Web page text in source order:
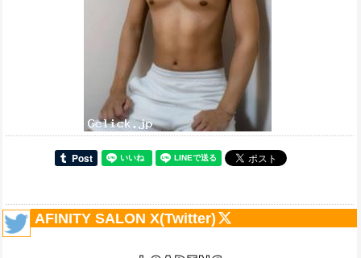
AFINITY SALON X(Twitter)